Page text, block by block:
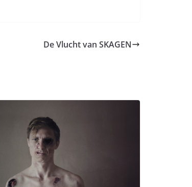
De Vlucht van SKAGEN